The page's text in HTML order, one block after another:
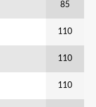
85
110
110
110